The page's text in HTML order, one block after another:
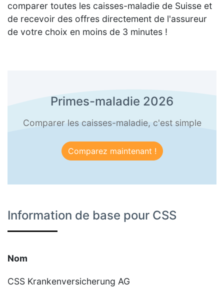
comparer toutes les caisses-maladie de Suisse et
de recevoir des offres directement de l'assureur
de votre choix en moins de 3 minutes !
Primes-maladie 2026
Comparer les caisses-maladie, c'est simple
Comparez maintenant !
Information de base pour CSS
Nom
CSS Krankenversicherung AG